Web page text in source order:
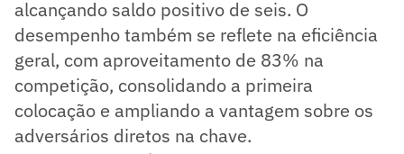
alcançando saldo positivo de seis. O
desempenho também se reflete na eficiência
geral, com aproveitamento de 83% na
competição, consolidando a primeira
colocação e ampliando a vantagem sobre os
adversários diretos na chave.